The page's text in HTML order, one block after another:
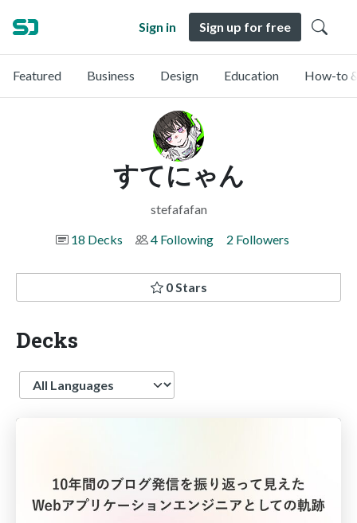
Sign in Sign up for free
Featured Business Design Education How-to
すてにゃん
stefafafan
18 Decks
4 Following 2 Followers
0 Stars
Decks
Language